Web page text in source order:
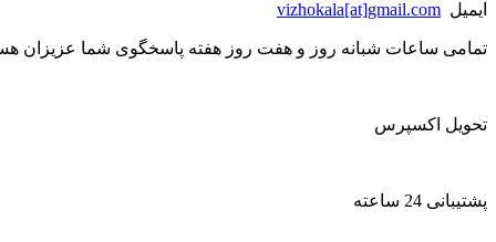
ایمیل vizhokala[at]gmail.com
تمامی ساعات شبانه روز و هفت روز هفته پاسخگوی شما عزیزان
تحویل اکسپرس
پشتیبانی 24 ساعته